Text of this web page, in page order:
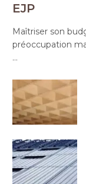
EJP
Maîtriser son
préoccupation
…